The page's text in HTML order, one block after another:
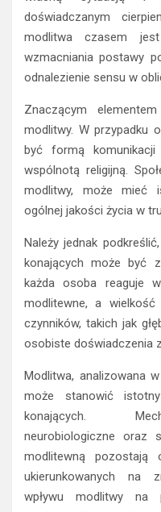
doświadczanym
modlitwa czasem
wzmacniania postawy
odnalezienie sensu w
Znaczącym
modlitwy. W przypadku
być formą
wspólnotą religijną.
modlitwy, może mieć
ogólnej jakości życia w
Należy jednak
konających może być
każda osoba reaguje
modlitewne, a
czynników, takich jak
osobiste doświadczenia
Modlitwa, analizowana
może stanowić
konających.
neurobiologiczne oraz
modlitewną pozostają
ukierunkowanych na
wpływu modlitwy na